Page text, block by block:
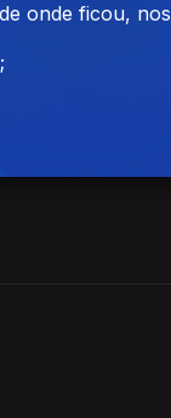
onde ficou, nos